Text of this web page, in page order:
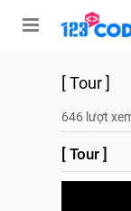
[ Tour ]
646 lượt
[ Tour ]